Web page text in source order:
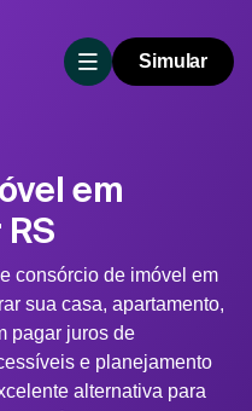
Simular
em
consórcio de imóvel em
sua casa, apartamento,
pagar juros de
e planejamento
alternativa para